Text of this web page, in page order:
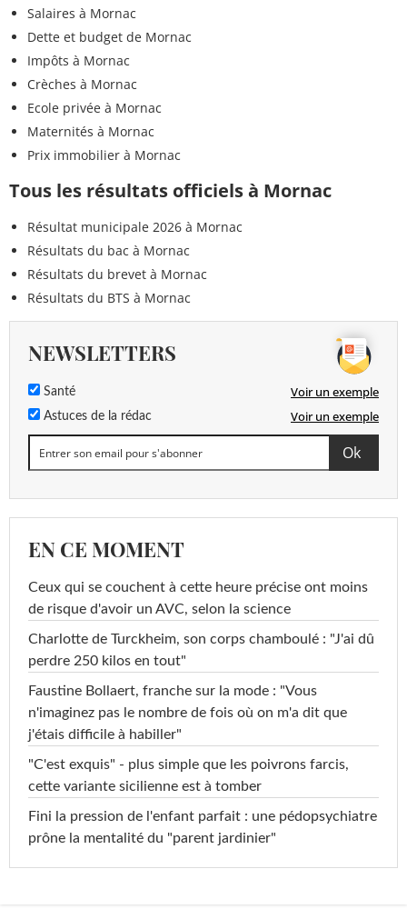
Salaires à Mornac
Dette et budget de Mornac
Impôts à Mornac
Crèches à Mornac
Ecole privée à Mornac
Maternités à Mornac
Prix immobilier à Mornac
Tous les résultats officiels à Mornac
Résultat municipale 2026 à Mornac
Résultats du bac à Mornac
Résultats du brevet à Mornac
Résultats du BTS à Mornac
NEWSLETTERS
Santé Voir un exemple
Astuces de la rédac Voir un exemple
EN CE MOMENT
Ceux qui se couchent à cette heure précise ont moins
de risque d'avoir un AVC, selon la science
Charlotte de Turckheim, son corps chamboulé : "J'ai dû
perdre 250 kilos en tout"
Faustine Bollaert, franche sur la mode : "Vous
n'imaginez pas le nombre de fois où on m'a dit que
j'étais difficile à habiller"
"C'est exquis" - plus simple que les poivrons farcis,
cette variante sicilienne est à tomber
Fini la pression de l'enfant parfait : une pédopsychiatre
prône la mentalité du "parent jardinier"